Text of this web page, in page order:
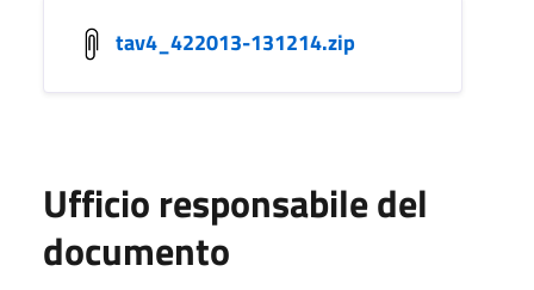
tav4_422013-131214.zip
Ufficio responsabile del
documento